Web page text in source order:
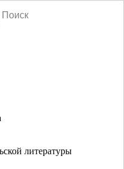
Поиск
литературы